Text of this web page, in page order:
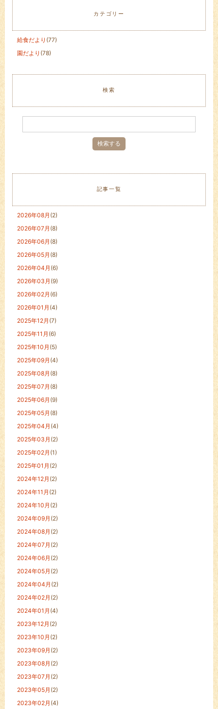
カテゴリー
給食だより (77)
園だより (78)
検索
記事一覧
2026年08月 (2)
2026年07月 (8)
2026年06月 (8)
2026年05月 (8)
2026年04月 (6)
2026年03月 (9)
2026年02月 (6)
2026年01月 (4)
2025年12月 (7)
2025年11月 (6)
2025年10月 (5)
2025年09月 (4)
2025年08月 (8)
2025年07月 (8)
2025年06月 (9)
2025年05月 (8)
2025年04月 (4)
2025年03月 (2)
2025年02月 (1)
2025年01月 (2)
2024年12月 (2)
2024年11月 (2)
2024年10月 (2)
2024年09月 (2)
2024年08月 (2)
2024年07月 (2)
2024年06月 (2)
2024年05月 (2)
2024年04月 (2)
2024年02月 (2)
2024年01月 (4)
2023年12月 (2)
2023年10月 (2)
2023年09月 (2)
2023年08月 (2)
2023年07月 (2)
2023年05月 (2)
2023年02月 (4)